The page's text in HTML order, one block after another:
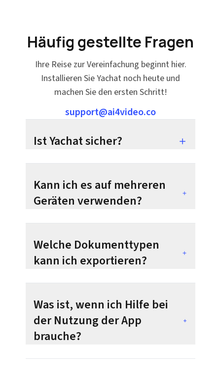
Häufig gestellte Fragen
Ihre Reise zur Vereinfachung beginnt hier.
Installieren Sie Yachat noch heute und
machen Sie den ersten Schritt!
support@ai4video.co
Ist Yachat sicher?
Kann ich es auf mehreren
Geräten verwenden?
Welche Dokumenttypen
kann ich exportieren?
Was ist, wenn ich Hilfe bei
der Nutzung der App
brauche?